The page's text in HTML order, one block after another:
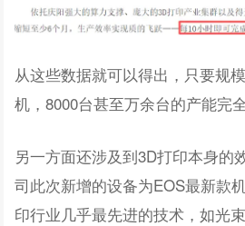
从这些数据就可以得出，只要规
机，8000台甚至万余台的产能完
另一方面还涉及到3D打印本身的
司此次新增的设备为EOS最新款
印行业几乎最先进的技术，如光